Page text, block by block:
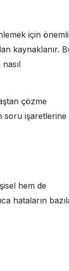
için
kaynaklanır.
çözme
soru işaretlerine
hem de
hataların